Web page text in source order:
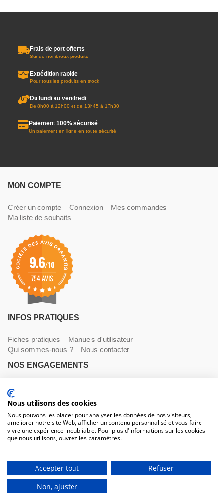
Frais de port offerts
Sur de nombreux produits
Expédition rapide
Pour tous les produits en stock
Du lundi au vendredi
De 8h00 à 12h00 et de 13h45 à 17h30
Paiement 100% sécurisé
Un paiement en ligne en toute sécurité
MON COMPTE
Créer un compte Connexion
Mes commandes
Ma liste de souhaits
9.6/10
754 AVIS
INFOS PRATIQUES
Fiches pratiques
Manuels d'utilisateur
Qui sommes-nous ?
Nous contacter
NOS ENGAGEMENTS
Livraisons
NOS COORDONNÉES
530 avenue du Roucagnier , 34400 Lunel-Viel
04 67 58 38 57
Du lundi au vendredi, 8h00 - 12h00 / 13h45 à 17h30
Nous utilisons des cookies
Nous pouvons les placer pour analyser les données de nos visiteurs,
améliorer notre site Web, afficher un contenu personnalisé et vous faire
vivre une expérience inoubliable. Pour plus d'informations sur les cookies
que nous utilisons, ouvrez les paramètres.
Accepter tout
Refuser
Non, ajuster